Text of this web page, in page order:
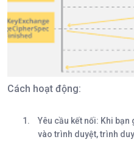
Cách hoạt động:
Yêu cầu kết nối: Khi bạn
vào trình duyệt, trình